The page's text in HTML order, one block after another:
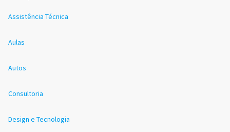
Assistência Técnica
Aulas
Autos
Consultoria
Design e Tecnologia